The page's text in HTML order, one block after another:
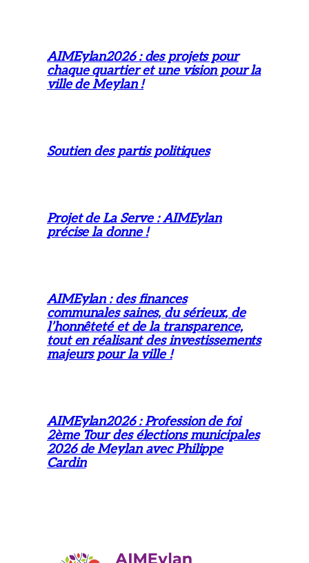
AIMEylan2026 : des projets pour
chaque quartier et une vision pour la
ville de Meylan !
Soutien des partis politiques
Projet de La Serve : AIMEylan
précise la donne !
AIMEylan : des finances
communales saines, du sérieux, de
l’honnêteté et de la transparence,
tout en réalisant des investissements
majeurs pour la ville !
AIMEylan2026 : Profession de foi
2ème Tour des élections municipales
2026 de Meylan avec Philippe
Cardin